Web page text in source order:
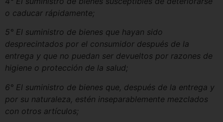
o caducar rápidamente;
5° El suministro de bienes que hayan sido
desprecintados por el consumidor después de la
entrega y que no puedan ser devueltos por razones de
higiene o protección de la salud;
6° El suministro de bienes que, después de la entrega y
por su naturaleza, estén inseparablemente mezclados
con otros artículos;